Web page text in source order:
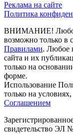
Реклама на сайте
Политика
ВНИМАНИЕ! Любое
возможно только в
Правилами. Любое
сайта и их
только на
форме.
Использование
только на
Соглашением
свидетельство ЭЛ